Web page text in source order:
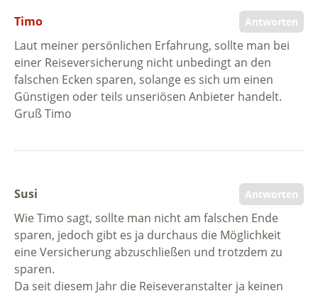
Antworten
Timo
Laut meiner persönlichen Erfahrung, sollte man bei
einer Reiseversicherung nicht unbedingt an den
falschen Ecken sparen, solange es sich um einen
Günstigen oder teils unseriösen Anbieter handelt.
Gruß Timo
Antworten
Susi
Wie Timo sagt, sollte man nicht am falschen Ende
sparen, jedoch gibt es ja durchaus die Möglichkeit
eine Versicherung abzuschließen und trotzdem zu
sparen.
Da seit diesem Jahr die Reiseveranstalter ja keinen